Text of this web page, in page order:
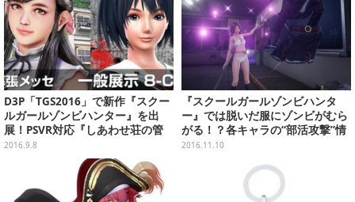
D3P「TGS2016」で新作『スクー
ルガールゾンビハンター』を出
展！PSVR対応『しあわせ荘の管
理人さん。』ビジュアルも初公開
2016.9.8
『スクールガールゾンビハンタ
ー』では脱いだ服にゾンビがむら
がる！？各キャラの“部活攻撃”情
報も
2016.11.10